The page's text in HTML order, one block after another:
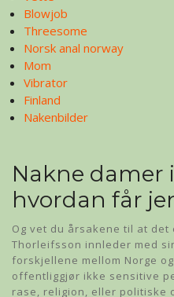
Blowjob
Threesome
Norsk anal norway
Mom
Vibrator
Finland
Nakenbilder
Nakne damer
hvordan får
Og vet du årsakene til at
Thorleifsson innleder med
forskjellene mellom Norge
offentliggjør ikke sensitive
rase, religion, eller politiske